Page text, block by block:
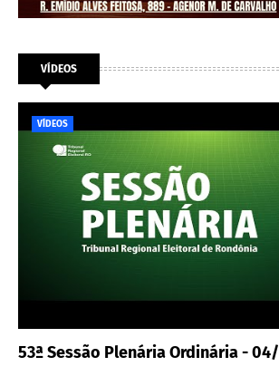
VÍDEOS
VÍDEOS
53ª Sessão Plenária Ordinária -